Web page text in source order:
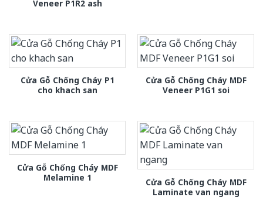
Veneer P1R2 ash
Cửa Gỗ Chống Cháy P1
cho khach san
Cửa Gỗ Chống Cháy MDF
Veneer P1G1 soi
Cửa Gỗ Chống Cháy MDF
Melamine 1
Cửa Gỗ Chống Cháy MDF
Laminate van ngang